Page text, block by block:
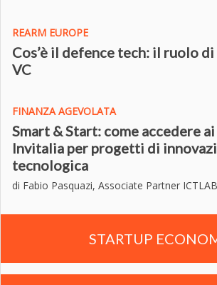
REARM EUROPE
Cos’è il defence tech: il ruolo
VC
FINANZA AGEVOLATA
Smart & Start: come accedere
Invitalia per progetti di
tecnologica
di Fabio Pasquazi, Associate Partner
STARTUP